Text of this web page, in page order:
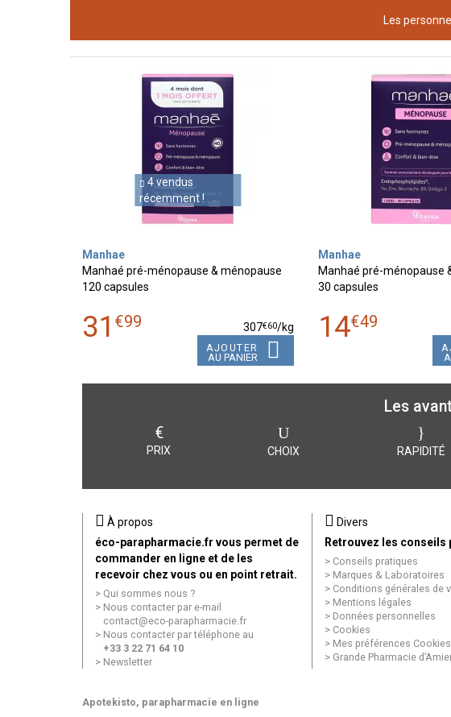
Les
4 vendus
récemment !
Manhae
Manhaé pré-ménopause & ménopause
120 capsules
31 €99 307€60/kg
AJOUTER
AU PANIER
Manhae
Manhaé pré-ménopause
30 capsules
14€49
Les
€
PRIX CHOIX RAPIDITÉ
À propos
éco-parapharmacie.fr vous permet de
commander en ligne et de les
recevoir chez vous ou en point retrait.
Qui sommes nous ?
Nous contacter par e-mail
contact@eco-parapharmacie.fr
Nous contacter par téléphone au
+33 3 22 71 64 10
Newsletter
Divers
Retrouvez les conseils
Conseils pratiques
Marques & Laboratoires
Conditions générales de
Mentions légales
Données personnelles
Cookies
Mes préférences Cookies
Grande Pharmacie
Apotekisto, parapharmacie en ligne